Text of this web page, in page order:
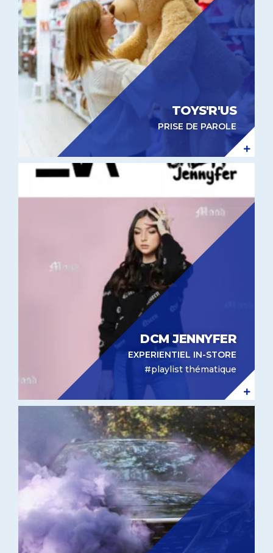
TOYS'R'US
PRISE DE PAROLE
Expérientiel in-store DCM Jennyfer
DCM JENNYFER
EXPERIENTIEL IN-STORE
#playlist thématique
Téléphonie Peugeot